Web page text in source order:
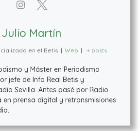
Julio Martín
en el Betis | Web | + posts
y Máster en Periodismo
jefe de Info Real Betis y
Sevilla. Antes pasé por Radio
en prensa digital y retransmisiones